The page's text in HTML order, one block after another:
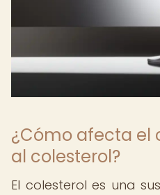
¿Cómo afecta el
al colesterol?
El colesterol es una